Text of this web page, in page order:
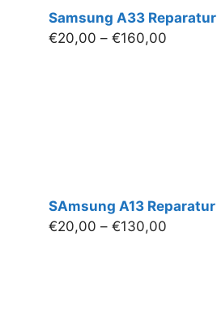
Samsung A33 Reparatur
€20,00 – €160,00
SAmsung A13 Reparatur
€20,00 – €130,00